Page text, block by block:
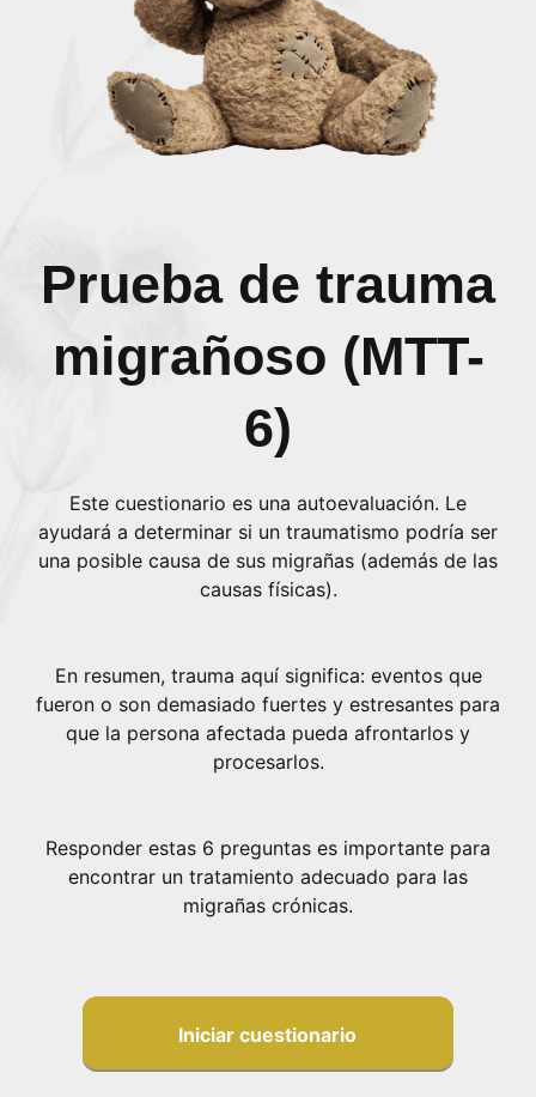
Prueba de trauma
migrañoso (MTT-
6)
Este cuestionario es una autoevaluación. Le
ayudará a determinar si un traumatismo podría ser
una posible causa de sus migrañas (además de las
causas físicas).
En resumen, trauma aquí significa: eventos que
fueron o son demasiado fuertes y estresantes para
que la persona afectada pueda afrontarlos y
procesarlos.
Responder estas 6 preguntas es importante para
encontrar un tratamiento adecuado para las
migrañas crónicas.
Iniciar cuestionario